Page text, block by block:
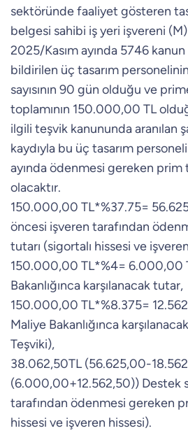
sektöründe faaliyet gösteren
belgesi sahibi iş yeri işvereni
2025/Kasım ayında 5746 kanun
bildirilen üç tasarım
sayısının 90 gün olduğu ve
toplamının 150.000,00 TL
ilgili teşvik kanununda aranılan
kaydıyla bu üç tasarım
ayında ödenmesi gereken prim
olacaktır.
150.000,00 TL*%37.75=
öncesi işveren tarafından
tutarı (sigortalı hissesi ve
150.000,00 TL*%4= 6.000,00
Bakanlığınca karşılanacak tutar,
150.000,00 TL*%8.375=
Maliye Bakanlığınca
Teşviki),
38.062,50TL (56.625,00-
(6.000,00+12.562,50)) Destek
tarafından ödenmesi gereken
hissesi ve işveren hissesi).